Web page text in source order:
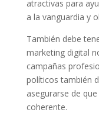
atractivas para
a la vanguardia y
También debe
marketing digital
campañas
políticos también
asegurarse de
coherente.